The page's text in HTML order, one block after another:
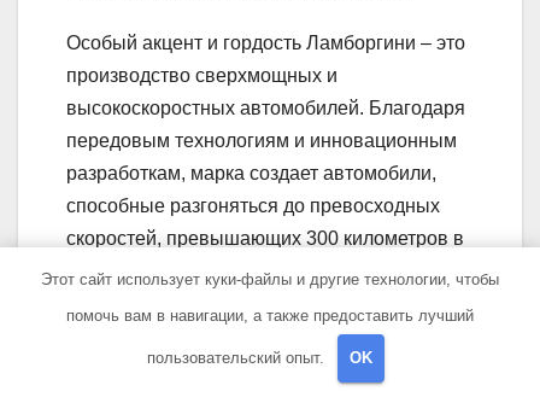
Особый акцент и гордость Ламборгини – это
производство сверхмощных и
высокоскоростных автомобилей. Благодаря
передовым технологиям и инновационным
разработкам, марка создает автомобили,
способные разгоняться до превосходных
скоростей, превышающих 300 километров в
час. Автомобили Ламборгини отличаются
скорости и контроля на дороге.
Этот сайт использует куки-файлы и другие технологии, чтобы
помочь вам в навигации, а также предоставить лучший
пользовательский опыт. OK